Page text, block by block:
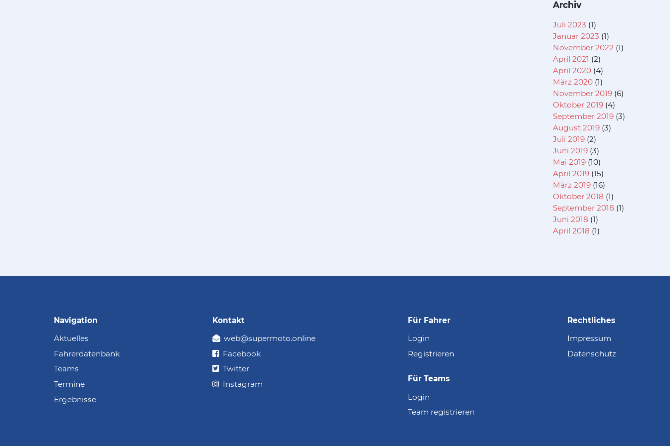
Archiv
Juli 2023 (1)
Januar 2023 (1)
November 2022 (1)
April 2021 (2)
April 2020 (4)
März 2020 (1)
November 2019 (6)
Oktober 2019 (4)
September 2019 (3)
August 2019 (3)
Juli 2019 (2)
Juni 2019 (3)
Mai 2019 (10)
April 2019 (15)
März 2019 (16)
Oktober 2018 (1)
September 2018 (1)
Juni 2018 (1)
April 2018 (1)
Navigation
Aktuelles
Fahrerdatenbank
Teams
Termine
Ergebnisse
Kontakt
web@supermoto.online
Facebook
Twitter
Instagram
Für Fahrer
Login
Registrieren
Für Teams
Login
Team registrieren
Rechtliches
Impressum
Datenschutz